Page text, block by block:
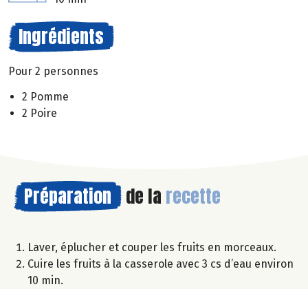
Ingrédients
Pour 2 personnes
2 Pomme
2 Poire
Préparation de la recette
Laver, éplucher et couper les fruits en morceaux.
Cuire les fruits à la casserole avec 3 cs d’eau environ
10 min.